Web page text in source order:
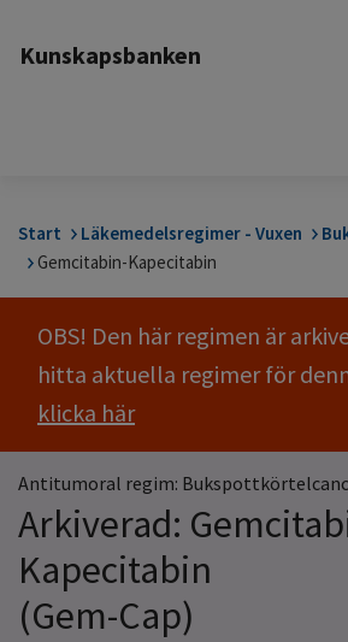
Kunskapsbanken
Start Läkemedelsregimer - Vuxen
Gemcitabin-Kapecitabin
OBS! Den här regimen är
hitta aktuella regimer för
klicka här
Antitumoral regim:
Arkiverad:
Kapecitabin
(Gem-Cap)